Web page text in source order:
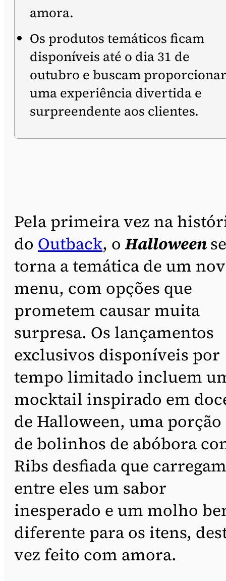
amora.
Os produtos temáticos ficam
disponíveis até o dia 31 de
outubro e buscam proporcionar
uma experiência divertida e
surpreendente aos clientes.
Pela primeira vez na
do Outback, oHalloweense
torna a temática de um
menu, com opções que
prometem causar muita
surpresa. Os lançamentos
exclusivos disponíveis por
tempo limitado incluem
mocktail inspirado em
de Halloween, uma porção
de bolinhos de abóbora
Ribs desfiada que carregam
entre eles um sabor
inesperado e um molho
diferente para os itens,
vez feito com amora.